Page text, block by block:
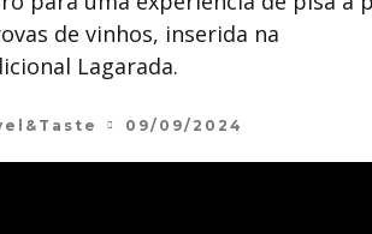
de vinhos, inserida na
Lagarada.
09/09/2024